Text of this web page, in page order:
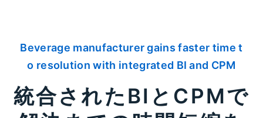
Beverage manufacturer gains faster time t
o resolution with integrated BI and CPM
統合されたBIとCPMで